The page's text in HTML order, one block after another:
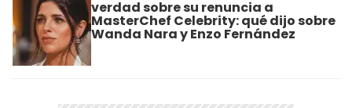
verdad sobre su renuncia a
MasterChef Celebrity: qué dijo sobre
Wanda Nara y Enzo Fernández